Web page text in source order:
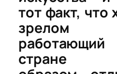
тот факт,
зрелом
стране